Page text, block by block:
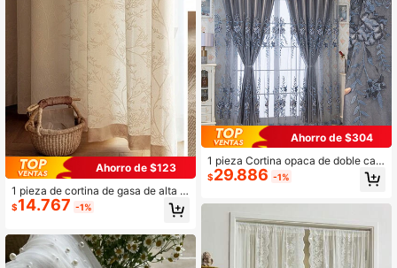
Ahorro de $123
1 pieza de cortina de gasa de alta c
alidad para sala de estar, dormitorio,
ventana de bahía
$14.767 -1%
Ahorro de $304
1 pieza Cortina opaca de doble cap
a con bordado estilo palacio europe
o, con patrones florales y de rollo in
decoraciones de perlas, anillos colg
antes superiores, adecuada para do
rmitorio, balcón y ventanas decorati
$29.886 -1%